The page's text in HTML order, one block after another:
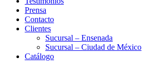
Prensa
Contacto
Clientes
Sucursal – Ensenada
Sucursal – Ciudad de México
Catálogo